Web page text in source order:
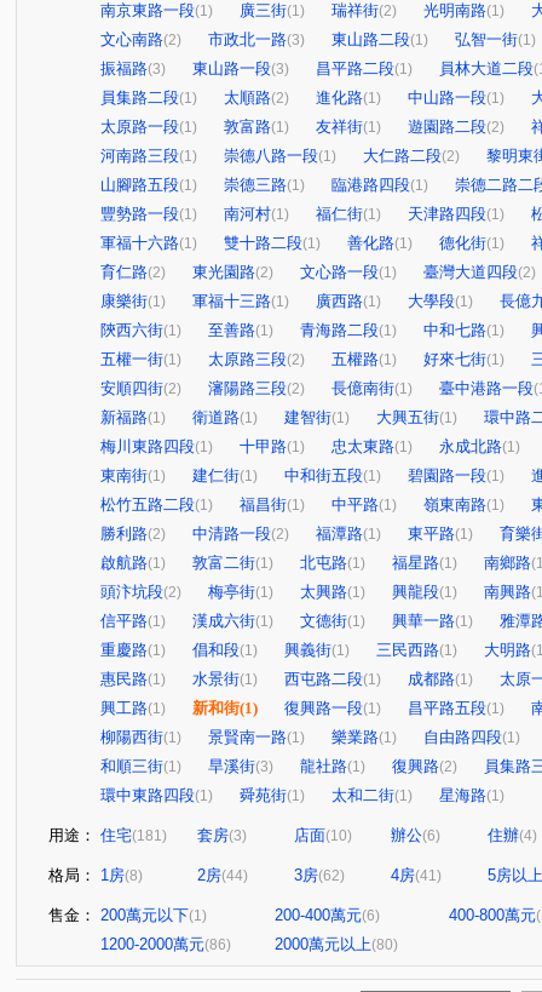
南京東路一段(1) 廣三街(1) 瑞祥街(2) 光明南路(1)
文心南路(2) 市政北一路(3) 東山路二段(1) 弘智一街(1)
振福路(3) 東山路一段(3) 昌平路二段(1) 員林大道二段
員集路二段(1) 太順路(2) 進化路(1) 中山路一段(1)
太原路一段(1) 敦富路(1) 友祥街(1) 遊園路二段(2)
河南路三段(1) 崇德八路一段(1) 大仁路二段(2)
黎明東
山腳路五段(1) 崇德三路(1) 臨港路四段(1)
崇德二路二
豐勢路一段(1) 南河村(1) 福仁街(1) 天津路四段(1)
軍福十六路(1) 雙十路二段(1) 善化路(1) 德化街(1)
育仁路(2) 東光園路(2) 文心路一段(1) 臺灣大道四段(2)
康樂街(1) 軍福十三路(1) 廣西路(1) 大學段(1)
長億
陝西六街(1) 至善路(1) 青海路二段(1) 中和七路(1)
五權一街(1) 太原路三段(2) 五權路(1) 好來七街(1)
安順四街(2) 瀋陽路三段(2) 長億南街(1) 臺中港路一段
新福路(1) 衛道路(1) 建智街(1) 大興五街(1)
環中路
梅川東路四段(1) 十甲路(1) 忠太東路(1) 永成北路(1)
東南街(1) 建仁街(1) 中和街五段(1) 碧園路一段(1)
松竹五路二段(1) 福昌街(1) 中平路(1) 嶺東南路(1)
勝利路(2) 中清路一段(2) 福潭路(1) 東平路(1)
育樂
啟航路(1) 敦富二街(1) 北屯路(1) 福星路(1) 南鄉路
頭汴坑段(2) 梅亭街(1) 太興路(1) 興龍段(1) 南興路
信平路(1) 漢成六街(1) 文德街(1) 興華一路(1)
雅潭
重慶路(1) 倡和段(1) 興義街(1) 三民西路(1) 大明路
惠民路(1) 水景街(1) 西屯路二段(1) 成都路(1)
太原
興工路(1) 新和街(1) 復興路一段(1) 昌平路五段(1)
柳陽西街(1) 景賢南一路(1) 樂業路(1) 自由路四段(1)
和順三街(1) 旱溪街(3) 龍社路(1) 復興路(2)
員集路
環中東路四段(1) 舜苑街(1) 太和二街(1) 星海路(1)
用途： 住宅(181) 套房(3) 店面(10) 辦公(6) 住辦(4)
格局： 1房(8) 2房(44) 3房(62) 4房(41) 5房以上
售金： 200萬元以下(1) 200-400萬元(6) 400-800萬元
1200-2000萬元(86) 2000萬元以上(80)